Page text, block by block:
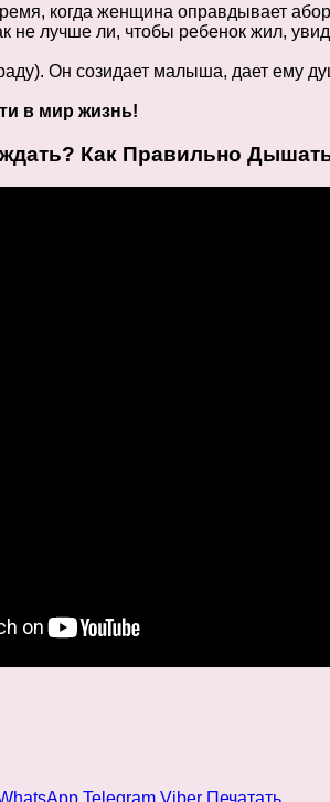
когда женщина оправдывает
не лучше ли, чтобы ребенок жил,
Он созидает малыша, дает ему
в мир жизнь!
Как Правильно